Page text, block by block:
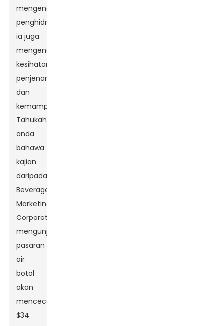
mengenai
penghidratan;
ia juga
mengenai
kesihatan,
penjenamaan
dan
kemampanan!
Tahukah
anda
bahawa
kajian
daripada
Beverage
Marketing
Corporation
mengunjurkan
pasaran
air
botol
akan
mencecah
$34